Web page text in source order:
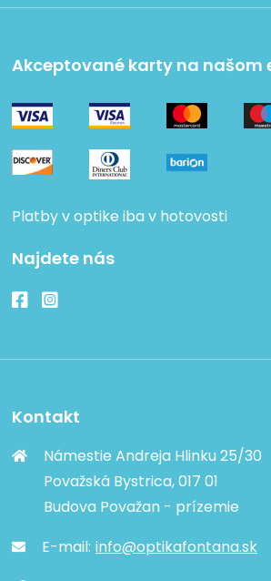
Akceptované karty na našom
Platby v optike iba v hotovosti
Najdete nás
Kontakt
Námestie Andreja Hlinku 25/30
Považská Bystrica, 017 01
Budova Považan - prízemie
E-mail: info@optikafontana.sk